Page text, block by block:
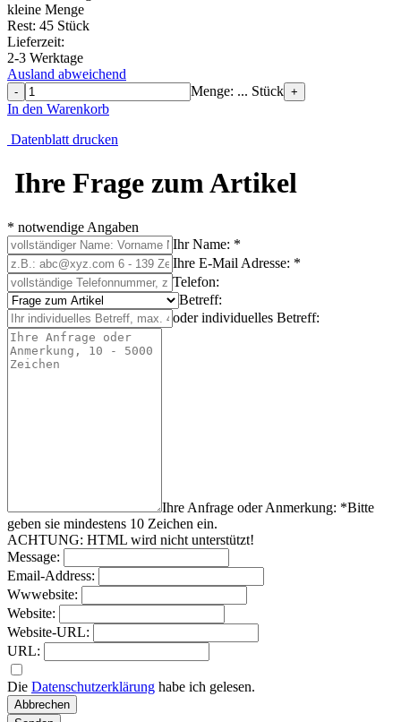
kleine Menge
Rest: 45 Stück
Lieferzeit:
2-3 Werktage
Ausland abweichend
- Menge: ... Stück +
In den Warenkorb
Datenblatt drucken
Ihre Frage zum Artikel
* notwendige Angaben
Ihr Name: *
Ihre E-Mail Adresse: *
Telefon:
Betreff:
oder individuelles Betreff:
Ihre Anfrage oder Anmerkung: *Bitte
geben sie mindestens 10 Zeichen ein.
ACHTUNG: HTML wird nicht unterstützt!
Message:
Email-Address:
Wwwebsite:
Website:
Website-URL:
URL:
Die Datenschutzerklärung habe ich gelesen.
Abbrechen